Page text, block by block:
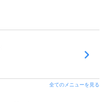
全てのメニューを見る